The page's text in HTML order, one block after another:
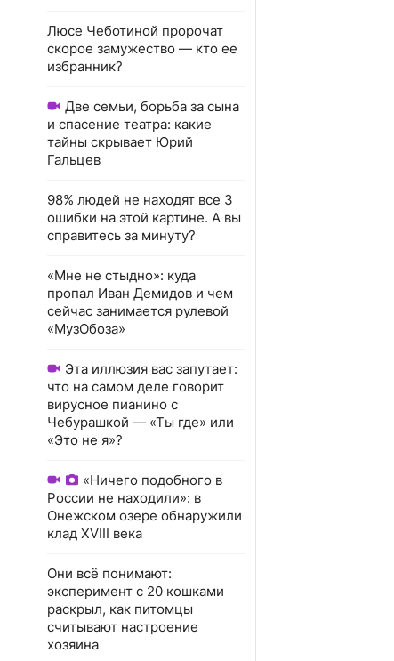
Люсе Чеботиной пророчат
скорое замужество — кто ее
избранник?
Две семьи, борьба за сына
и спасение театра: какие
тайны скрывает Юрий
Гальцев
98% людей не находят все 3
ошибки на этой картине. А вы
справитесь за минуту?
«Мне не стыдно»: куда
пропал Иван Демидов и чем
сейчас занимается рулевой
«МузОбоза»
Эта иллюзия вас запутает:
что на самом деле говорит
вирусное пианино с
Чебурашкой — «Ты где» или
«Это не я»?
«Ничего подобного в
России не находили»: в
Онежском озере обнаружили
клад XVIII века
Они всё понимают:
эксперимент с 20 кошками
раскрыл, как питомцы
считывают настроение
хозяина